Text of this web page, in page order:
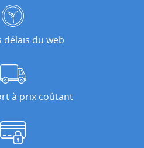
délais du web
à prix coûtant